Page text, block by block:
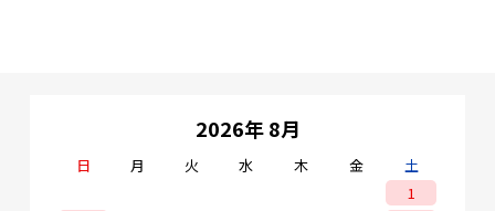
2026年 8月
日 月 火 水 木 金
土
1